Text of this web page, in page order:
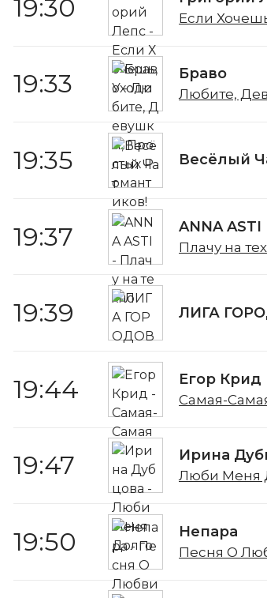
19:30 Если
19:33 Браво
Любите,
19:35 Весёлый
19:37 ANNA ASTI
Плачу на
19:39 ЛИГА
19:44 Егор Крид
Самая-
19:47 Ирина
Люби Меня
19:50 Непара
Песня О